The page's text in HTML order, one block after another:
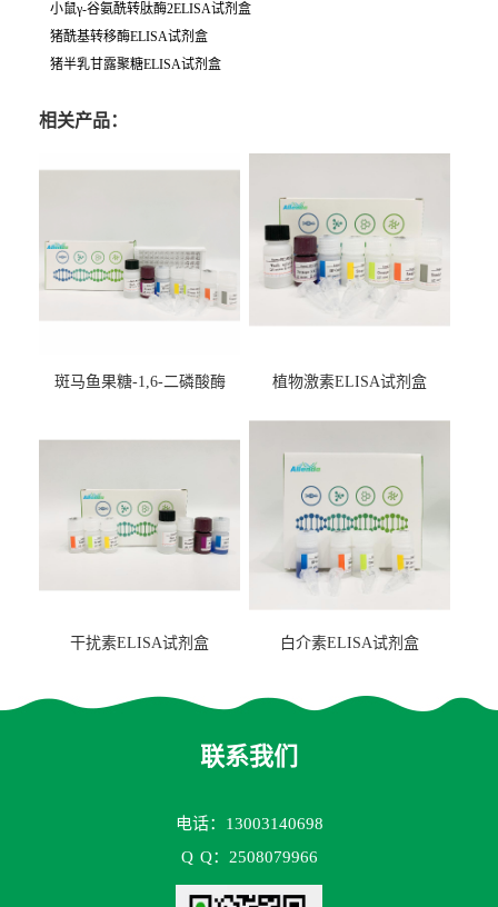
小鼠γ-谷氨酰转肽酶2ELISA试剂盒
猪酰基转移酶ELISA试剂盒
猪半乳甘露聚糖ELISA试剂盒
相关产品：
斑马鱼果糖-1,6-二磷酸酶
盒
植物激素ELISA试剂盒
干扰素ELISA试剂盒 白介素ELISA试剂盒
联系我们
电话：13003140698
Q Q：2508079966